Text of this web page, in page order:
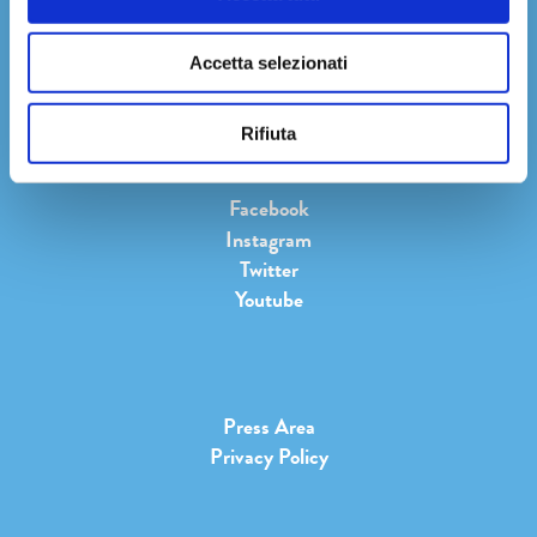
Accetta selezionati
Rifiuta
Cliccando suIscrivitiaccetti l'informativa sulla privacy
Facebook
Instagram
Twitter
Youtube
Press Area
Privacy Policy